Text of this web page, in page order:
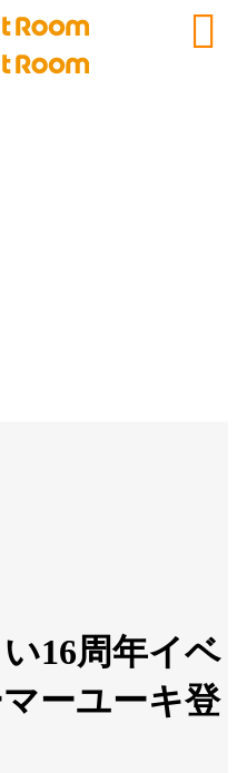
16周年イベ
ーユーキ登